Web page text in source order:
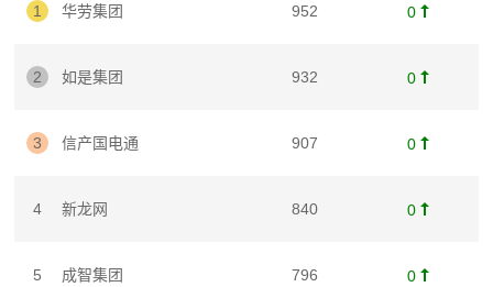
1 华劳集团 952 0
2 如是集团 932 0
3 信产国电通 907 0
4 新龙网 840 0
5 成智集团 796 0